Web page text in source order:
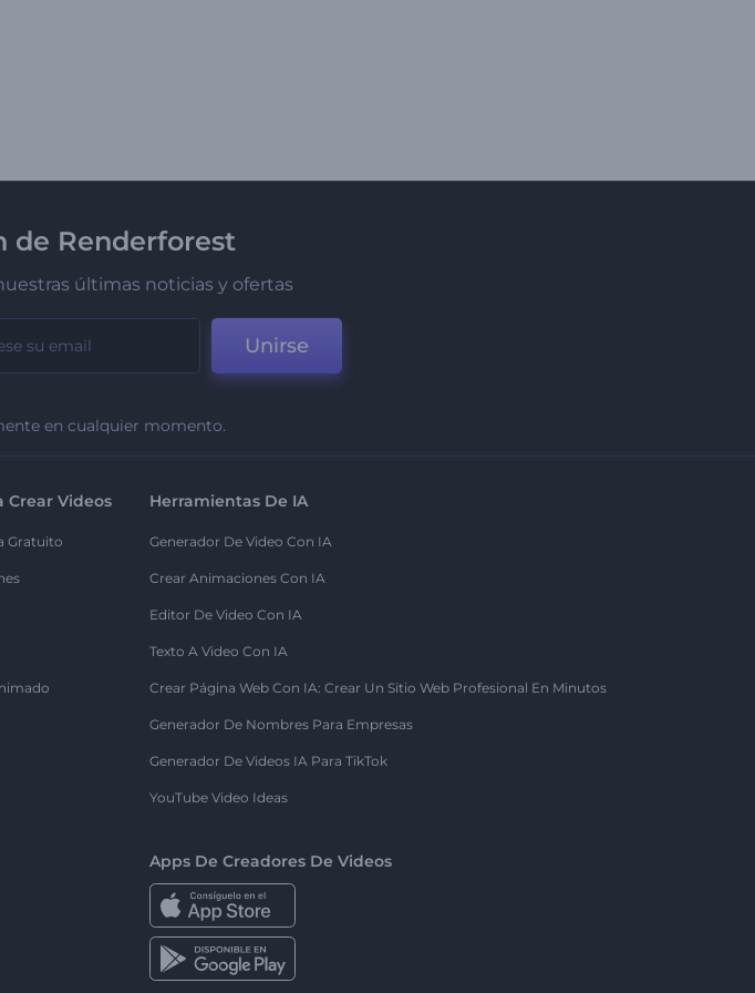
de Renderforest
últimas noticias y ofertas
Unirse
en cualquier momento.
Crear Videos
Gratuito
Herramientas De IA
Generador De Video Con IA
Crear Animaciones Con IA
Editor De Video Con IA
Texto A Video Con IA
Crear Página Web Con IA: Crear Un Sitio Web Profesional En Minutos
Generador De Nombres Para Empresas
Generador De Videos IA Para TikTok
YouTube Video Ideas
Apps De Creadores De Videos